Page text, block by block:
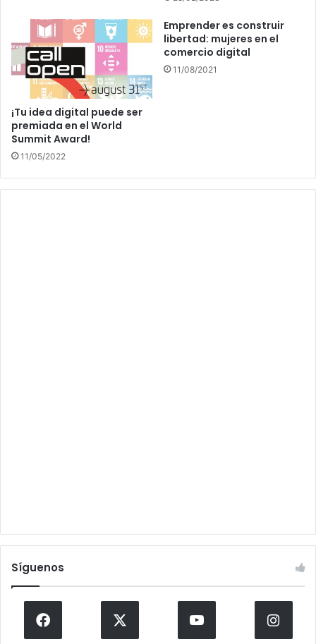
¡Tu idea digital puede ser
premiada en el World
Summit Award!
11/05/2022
Emprender es construir
libertad: mujeres en el
comercio digital
11/08/2021
Síguenos